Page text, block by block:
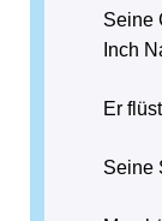
Seine
Inch
Er
Seine